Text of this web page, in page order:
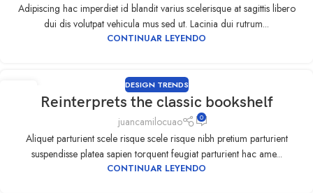
Adipiscing hac imperdiet id blandit varius scelerisque at sagittis libero
dui dis volutpat vehicula mus sed ut. Lacinia dui rutrum...
CONTINUAR LEYENDO
DESIGN TRENDS
Reinterprets the classic bookshelf
juancamilocuao 0
Aliquet parturient scele risque scele risque nibh pretium parturient
suspendisse platea sapien torquent feugiat parturient hac ame...
CONTINUAR LEYENDO